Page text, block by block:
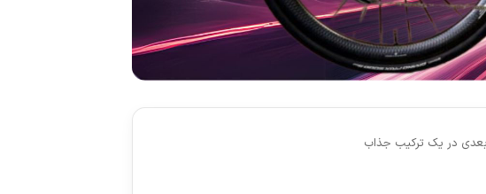
در یک ترکیب جذاب